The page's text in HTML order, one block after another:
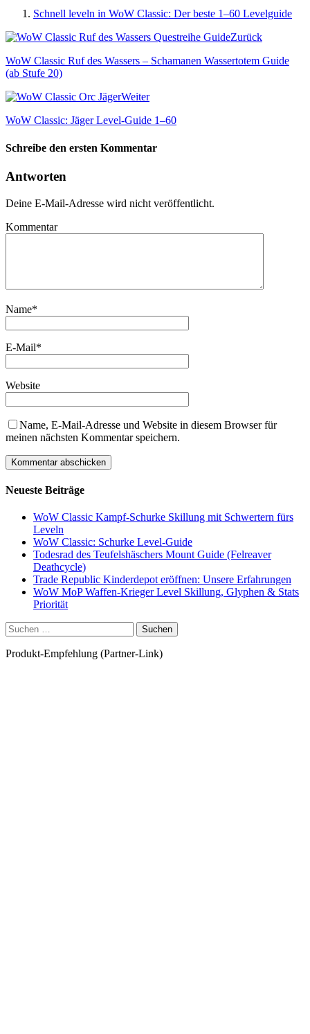
Schnell leveln in WoW Classic: Der beste 1–60 Levelguide
Zurück
WoW Classic Ruf des Wassers – Schamanen Wassertotem Guide
(ab Stufe 20)
Weiter
WoW Classic: Jäger Level-Guide 1–60
Schreibe den ersten Kommentar
Antworten
Deine E-Mail-Adresse wird nicht veröffentlicht.
Kommentar
Name*
E-Mail*
Website
Name, E-Mail-Adresse und Website in diesem Browser für
meinen nächsten Kommentar speichern.
Neueste Beiträge
WoW Classic Kampf-Schurke Skillung mit Schwertern fürs
Leveln
WoW Classic: Schurke Level-Guide
Todesrad des Teufelshäschers Mount Guide (Felreaver
Deathcycle)
Trade Republic Kinderdepot eröffnen: Unsere Erfahrungen
WoW MoP Waffen-Krieger Level Skillung, Glyphen & Stats
Priorität
Suchen
nach:
Produkt-Empfehlung (Partner-Link)